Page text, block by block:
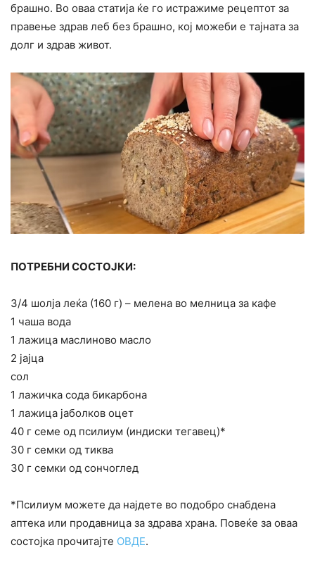
брашно. Во оваа статија ќе го истражиме рецептот за
правење здрав леб без брашно, кој можеби е тајната за
долг и здрав живот.
ПОТРЕБНИ СОСТОЈКИ:
3/4 шолја леќа (160 г) – мелена во мелница за кафе
1 чаша вода
1 лажица маслиново масло
2 јајца
сол
1 лажичка сода бикарбона
1 лажица јаболков оцет
40 г семе од псилиум (индиски тегавец)*
30 г семки од тиква
30 г семки од сончоглед
*Псилиум можете да најдете во подобро снабдена
аптека или продавница за здрава храна. Повеќе за оваа
состојка прочитајте ОВДЕ.